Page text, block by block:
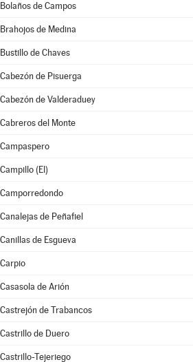
Bolaños de Campos
Brahojos de Medina
Bustillo de Chaves
Cabezón de Pisuerga
Cabezón de Valderaduey
Cabreros del Monte
Campaspero
Campillo (El)
Camporredondo
Canalejas de Peñafiel
Canillas de Esgueva
Carpio
Casasola de Arión
Castrejón de Trabancos
Castrillo de Duero
Castrillo-Tejeriego